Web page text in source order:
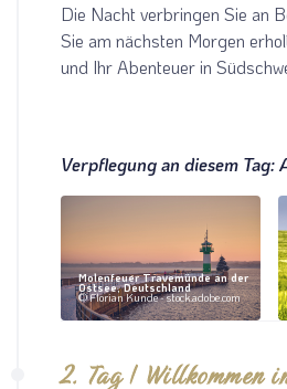
Zu Besuch in Astrid
Facebook
Twitter
Die Nacht verbringen Sie an
Sie am nächsten Morgen
und Ihr Abenteuer in
Verpflegung an diesem Tag:
Molenfeuer Travemünde an der
Ostsee, Deutschland
© Florian Kunde - stock.adobe.com
2. Tag | Willkommen